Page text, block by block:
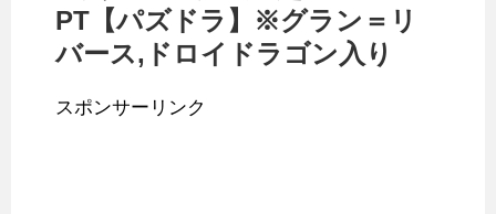
PT【パズドラ】※グラン＝リ
バース,ドロイドラゴン入り
スポンサーリンク